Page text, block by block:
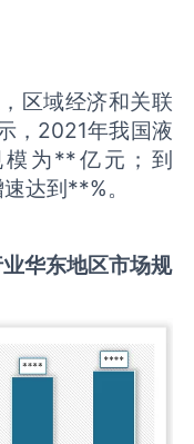
区域经济和关联
，2021年我国液
模为**亿元；到
达到**%。
华东地区市场规